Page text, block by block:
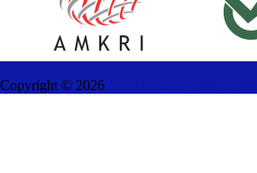
Copyright © 2026